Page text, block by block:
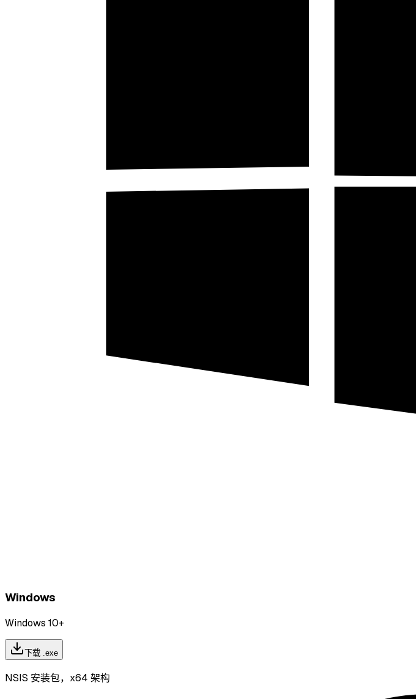
Windows
Windows 10+
下载 .exe
NSIS 安装包，x64 架构